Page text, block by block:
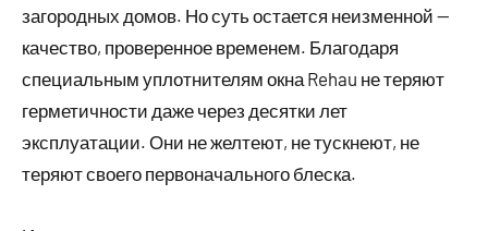
загородных домов. Но суть остается неизменной —
качество, проверенное временем. Благодаря
специальным уплотнителям окна Rehau не теряют
герметичности даже через десятки лет
эксплуатации. Они не желтеют, не тускнеют, не
теряют своего первоначального блеска.